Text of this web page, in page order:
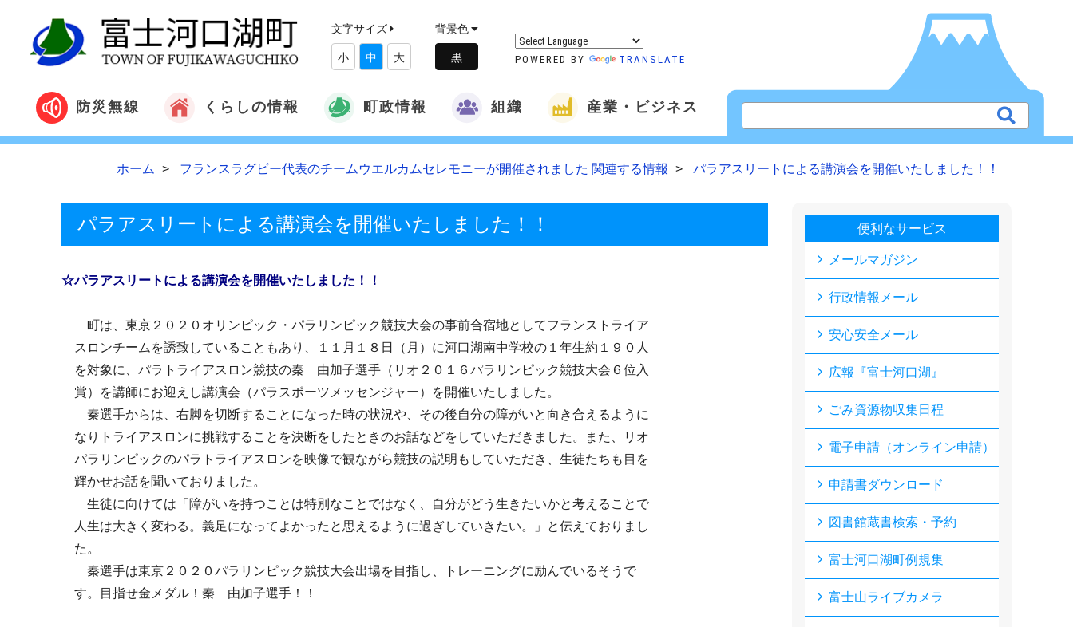
文字サイズ
小 中 大
背景色
POWERED BY TRANSLATE
防災無線 くらしの情報 町政情報 組織 産業・ビジネス
ホーム フランスラグビー代表のチームウエルカムセレモニーが開催されました 関連する情報 パラアスリートによる講演会を開催いたしました！！
パラアスリートによる講演会を開催いたしました！！
☆パラアスリートによる講演会を開催いたしました！！
町は、東京２０２０オリンピック・パラリンピック競技大会の事前合宿地としてフランストライア
スロンチームを誘致していることもあり、１１月１８日（月）に河口湖南中学校の１年生約１９０人
を対象に、パラトライアスロン競技の秦 由加子選手（リオ２０１６パラリンピック競技大会６位入
賞）を講師にお迎えし講演会（パラスポーツメッセンジャー）を開催いたしました。
秦選手からは、右脚を切断することになった時の状況や、その後自分の障がいと向き合えるように
なりトライアスロンに挑戦することを決断をしたときのお話などをしていただきました。また、リオ
パラリンピックのパラトライアスロンを映像で観ながら競技の説明もしていただき、生徒たちも目を
輝かせお話を聞いておりました。
生徒に向けては「障がいを持つことは特別なことではなく、自分がどう生きたいかと考えることで
人生は大きく変わる。義足になってよかったと思えるように過ぎしていきたい。」と伝えておりまし
た。
秦選手は東京２０２０パラリンピック競技大会出場を目指し、トレーニングに励んでいるそうで
す。目指せ金メダル！秦 由加子選手！！
便利なサービス
メールマガジン
行政情報メール
安心安全メール
広報『富士河口湖』
ごみ資源物収集日程
電子申請（オンライン申請）
申請書ダウンロード
図書館蔵書検索・予約
富士河口湖町例規集
富士山ライブカメラ